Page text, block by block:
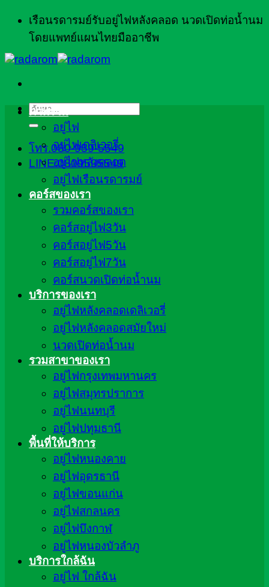
ข้าม
ยัง
เรือนรดารมย์รับอยู่ไฟหลังคลอด นวดเปิดท่อน้ำนม
โดยแพทย์แผนไทยมืออาชีพ
ค้นหา:
โทร.080-959-5549
LINE:0809595549
ภาพรวม
อยู่ไฟ
อยู่ไฟเดลิเวอรี่
อยู่ไฟหลังคลอด
อยู่ไฟเรือนรดารมย์
คอร์สของเรา
รวมคอร์สของเรา
คอร์สอยู่ไฟ3วัน
คอร์สอยู่ไฟ5วัน
คอร์สอยู่ไฟ7วัน
คอร์สนวดเปิดท่อน้ำนม
บริการของเรา
อยู่ไฟหลังคลอดเดลิเวอรี่
อยู่ไฟหลังคลอดสมัยใหม่
นวดเปิดท่อน้ำนม
รวมสาขาของเรา
อยู่ไฟกรุงเทพมหานคร
อยู่ไฟสมุทรปราการ
อยู่ไฟนนทบุรี
อยู่ไฟปทุมธานี
พื้นที่ให้บริการ
อยู่ไฟหนองคาย
อยู่ไฟอุดรธานี
อยู่ไฟขอนแก่น
อยู่ไฟสกลนคร
อยู่ไฟบึงกาฬ
อยู่ไฟหนองบัวลำภู
บริการใกล้ฉัน
อยู่ไฟ ใกล้ฉัน